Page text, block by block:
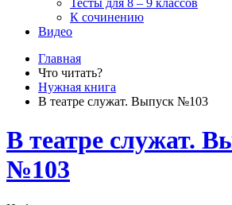
Тесты для 8 – 9 классов
К сочинению
Видео
Главная
Что читать?
Нужная книга
В театре служат. Выпуск №103
В театре служат.
№103